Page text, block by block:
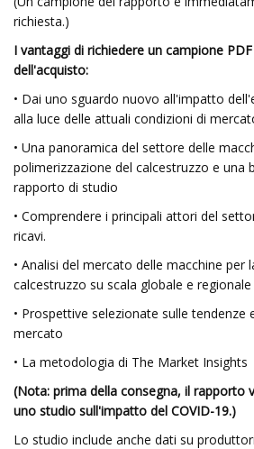
richiesta.)
I vantaggi di richiedere un campione
dell'acquisto:
• Dai uno sguardo nuovo all'impatto
alla luce delle attuali condizioni di
• Una panoramica del settore delle
polimerizzazione del calcestruzzo e una
rapporto di studio
• Comprendere i principali attori del
ricavi.
• Analisi del mercato delle macchine per
calcestruzzo su scala globale e regionale
• Prospettive selezionate sulle tendenze
mercato
• La metodologia di The Market Insights
(Nota: prima della consegna, il rapporto
uno studio sull'impatto del COVID-19.)
Lo studio include anche dati su